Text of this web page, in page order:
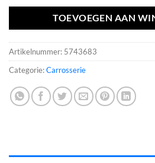
TOEVOEGEN AAN
Artikelnummer: 5743683
Categorie:Carrosserie